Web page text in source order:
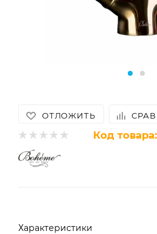
ОТЛОЖИТЬ
Код товара:
Характеристики